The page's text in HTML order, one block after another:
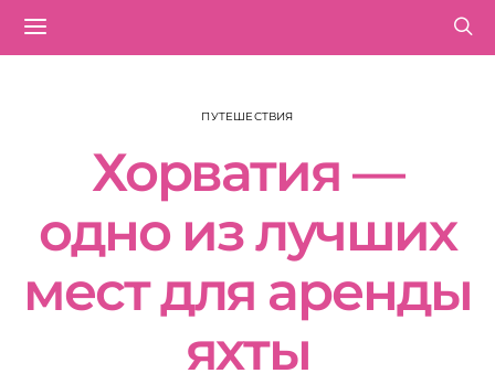
ПУТЕШЕСТВИЯ
Хорватия —
одно из лучших
мест для аренды
яхты